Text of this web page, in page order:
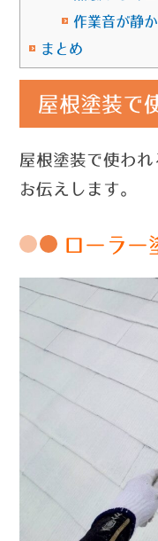
作業音が静
まとめ
屋根塗装で
屋根塗装で使わ
お伝えします。
ローラー